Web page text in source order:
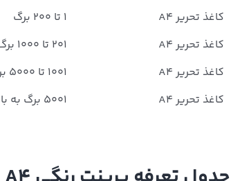
کاغذ تحریر A4
۱ تا ۲۰۰ برگ
کاغذ تحریر A4
۲۰۱ تا ۱۰۰۰ برگ
کاغذ تحریر A4
۱۰۰۱ تا ۵۰۰۰ برگ
کاغذ تحریر A4
۵۰۰۱ برگ به بالا